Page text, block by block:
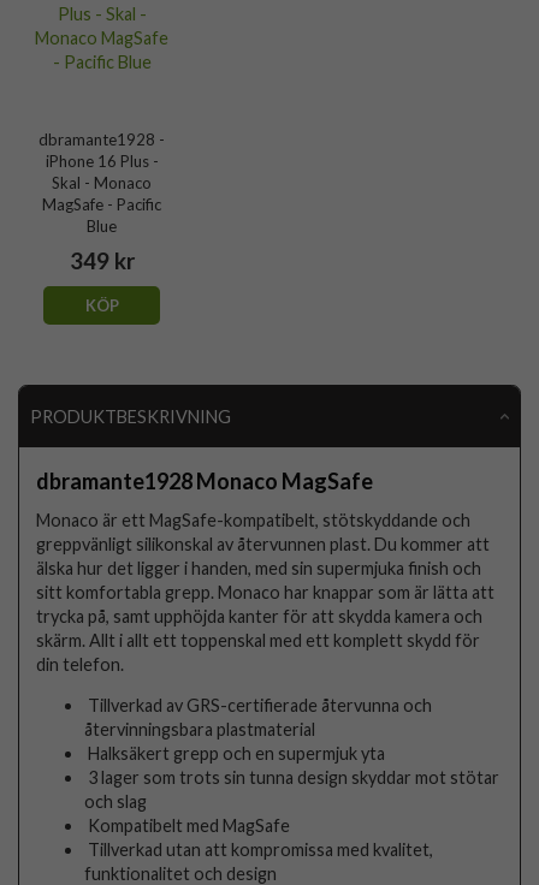
dbramante1928 -
iPhone 16 Plus -
Skal - Monaco
MagSafe - Pacific
Blue
349 kr
KÖP
PRODUKTBESKRIVNING
dbramante1928 Monaco MagSafe
Monaco är ett MagSafe-kompatibelt, stötskyddande och
greppvänligt silikonskal av återvunnen plast. Du kommer att
älska hur det ligger i handen, med sin supermjuka finish och
sitt komfortabla grepp. Monaco har knappar som är lätta att
trycka på, samt upphöjda kanter för att skydda kamera och
skärm. Allt i allt ett toppenskal med ett komplett skydd för
din telefon.
Tillverkad av GRS-certifierade återvunna och
återvinningsbara plastmaterial
Halksäkert grepp och en supermjuk yta
3 lager som trots sin tunna design skyddar mot stötar
och slag
Kompatibelt med MagSafe
Tillverkad utan att kompromissa med kvalitet,
funktionalitet och design